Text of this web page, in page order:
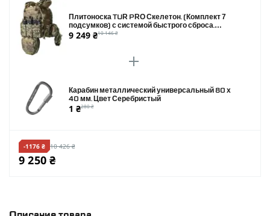
Плитоноска TUR PRO Скелетон. (Комплект 7
подсумков) с системой быстрого сброса.
Molle. Цвет Пиксель.
9 249 ₴10 146 ₴
Карабин металлический универсальный 80 х
40 мм. Цвет Серебристый
1 ₴280 ₴
-1176 ₴ 10 426 ₴
9 250 ₴